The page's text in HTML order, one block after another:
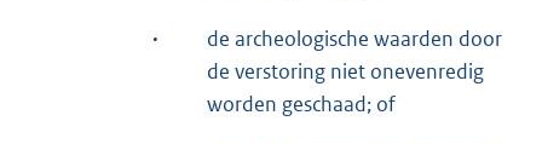
·
de archeologische waarden door
de verstoring niet onevenredig
worden geschaad; of